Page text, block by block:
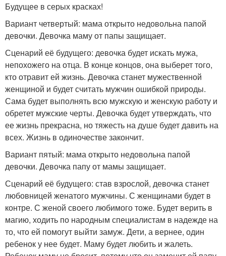
Будущее в серых красках!
Вариант четвертый: мама открыто недовольна папой
девочки. Девочка маму от папы защищает.
Сценарий её будущего: девочка будет искать мужа,
непохожего на отца. В конце концов, она выберет того,
кто отравит ей жизнь. Девочка станет мужественной
женщиной и будет считать мужчин ошибкой природы.
Сама будет выполнять всю мужскую и женскую работу и
обретет мужские черты. Девочка будет утверждать, что
ее жизнь прекрасна, но тяжесть на душе будет давить на
всех. Жизнь в одиночестве закончит.
Вариант пятый: мама открыто недовольна папой
девочки. Девочка папу от мамы защищает.
Сценарий её будущего: став взрослой, девочка станет
любовницей женатого мужчины. С женщинами будет в
контре. С женой своего любимого тоже. Будет верить в
магию, ходить по народным специалистам в надежде на
то, что ей помогут выйти замуж. Дети, а вернее, один
ребенок у нее будет. Маму будет любить и жалеть.